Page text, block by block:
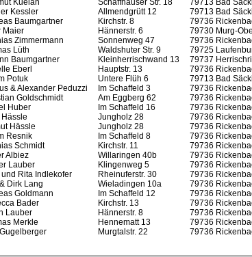
Kuelah Schaffhauser Str. 18
79713 Bad
Kessler Allmendgrütt 12
79713 Bad
Baumgartner Kirchstr. 8
79736
Maier Hännerstr. 6
79730 Murg-
Zimmermann Sonnenweg 47
79736
Lüth Waldshuter Str. 9
79725
Baumgartner Kleinherrischwand 13
79737
Eberl Hauptstr. 13
79736
Potuk Untere Flüh 6
79713 Bad
& Alexander Peduzzi Im Schaffeld 3
79736
Goldschmidt Am Eggberg 62
79736
Huber Im Schaffeld 16
79736
Jungholz 28
79736
Hässle Jungholz 28
79736
Resnik Im Schaffeld 8
79736
Schmidt Kirchstr. 11
79736
Albiez Willaringen 40b
79736
Lauber Klingenweg 5
79736
Rita Indlekofer Rheinuferstr. 30
79736
Dirk Lang Wieladingen 10a
79736
Goldmann Im Schaffeld 12
79736
Bader Kirchstr. 13
79736
Lauber Hännerstr. 8
79736
Merkle Hennematt 13
79736
Murgtalstr. 22 79736